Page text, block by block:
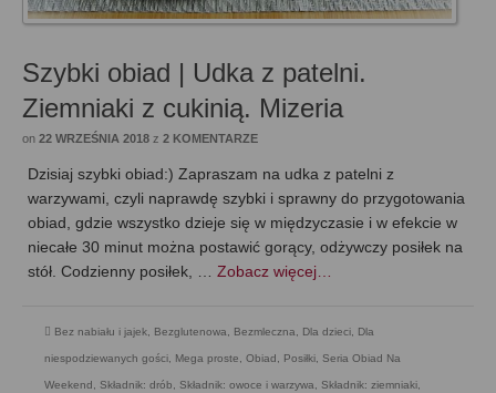
Szybki obiad | Udka z patelni.
Ziemniaki z cukinią. Mizeria
on 22 WRZEŚNIA 2018 z 2 KOMENTARZE
Dzisiaj szybki obiad:) Zapraszam na udka z patelni z
warzywami, czyli naprawdę szybki i sprawny do przygotowania
obiad, gdzie wszystko dzieje się w międzyczasie i w efekcie w
niecałe 30 minut można postawić gorący, odżywczy posiłek na
stół. Codzienny posiłek, … Zobacz więcej…
Bez nabiału i jajek Bezglutenowa Bezmleczna Dla dzieci Dla
niespodziewanych gości Mega proste Obiad Posiłki Seria Obiad Na
Weekend Składnik: drób Składnik: owoce i warzywa Składnik: ziemniaki